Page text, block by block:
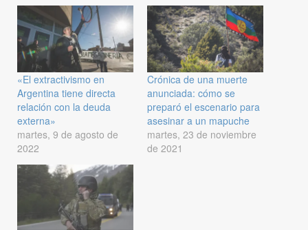
«El extractivismo en
Argentina tiene directa
relación con la deuda
externa»
martes, 9 de agosto de
2022
Crónica de una muerte
anunciada: cómo se
preparó el escenario para
asesinar a un mapuche
martes, 23 de noviembre
de 2021